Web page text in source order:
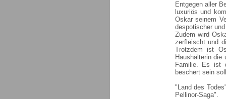
Entgegen aller
luxuriös und
Oskar seinem
despotischer
Zudem wird
zerfleischt und
Trotzdem ist
Haushälterin
Familie. Es ist
beschert sein
"Land des
Pellinor-Saga".